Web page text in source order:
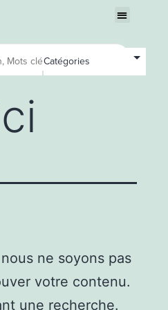
ne soyons pas
votre contenu.
une recherche.